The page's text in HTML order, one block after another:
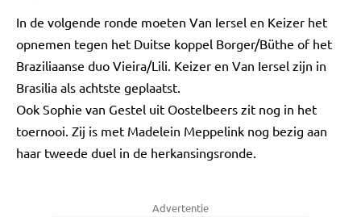
In de volgende ronde moeten Van Iersel en Keizer het
opnemen tegen het Duitse koppel Borger/Büthe of het
Braziliaanse duo Vieira/Lili. Keizer en Van Iersel zijn in
Brasilia als achtste geplaatst.
Ook Sophie van Gestel uit Oostelbeers zit nog in het
toernooi. Zij is met Madelein Meppelink nog bezig aan
haar tweede duel in de herkansingsronde.
Advertentie